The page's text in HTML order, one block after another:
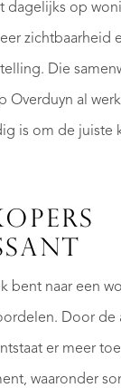
dagelijks op
zichtbaarheid
Die
Overduyn al
is om de juiste
bent naar een
Door de
er meer
waaronder